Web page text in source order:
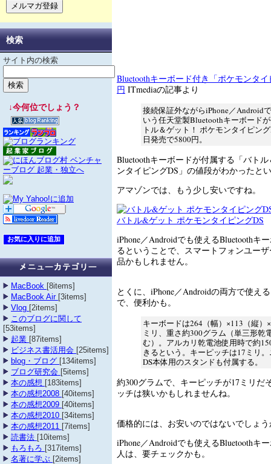
Bluetoothキーボード付き「ポケモンタイ
円 ITmediaの記事より
接続保証外ながらiPhone／Android
いう任天堂製Bluetoothキーボード
トル＆ゲット！ ポケモンタイピン
日発売で5800円。
Bluetoothキーボードが付属する「バト
ンタイピングDS」の値段がわかったと
アマゾンでは、もう少し安いですね。
バトル&ゲット ポケモンタイピングDS
iPhone／Androidでも使えるBluetoothキ
るということで、スマートフォンユー
品かもしれません。
とくに、iPhone／Androidの両方で使え
で、便利かも。
キーボードは264（幅）×113（縦）
ミリ、重さ約300グラム（単三形乾
む）。アルカリ乾電池使用時で約
きるという。キーピッチは17ミリ
DS本体用のスタンドも付属する。
約300グラムで、キーピッチが17ミリだ
ッチは狭いかもしれませんね。
価格的には、お安いのではないでしょ
iPhone／Androidでも使えるBluetoothキ
人は、要チェックかも。
検索
サイト内の検索
↓今何位でしょう？
MacBook [8items]
MacBook Air [3items]
Vlog [2items]
このブログに関して
[53items]
起業 [87items]
ビジネス書活用会 [25items]
blog・ブログ [134items]
ブログ研究会 [5items]
本の感想 [183items]
本の感想2008 [40items]
本の感想2009 [40items]
本の感想2010 [34items]
本の感想2011 [7items]
読書法 [10items]
もろもろ [317items]
名著に学ぶ [2items]